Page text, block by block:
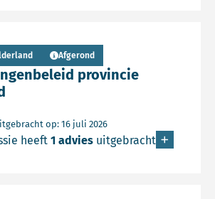
provincie
Afgerond
op: 16 juli 2026
heeft 1 adviesuitgebracht